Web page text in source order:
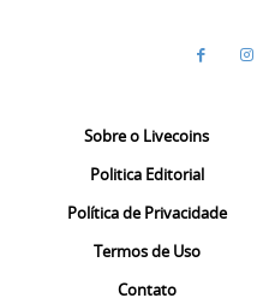
Sobre o Livecoins
Politica Editorial
Política de Privacidade
Termos de Uso
Contato